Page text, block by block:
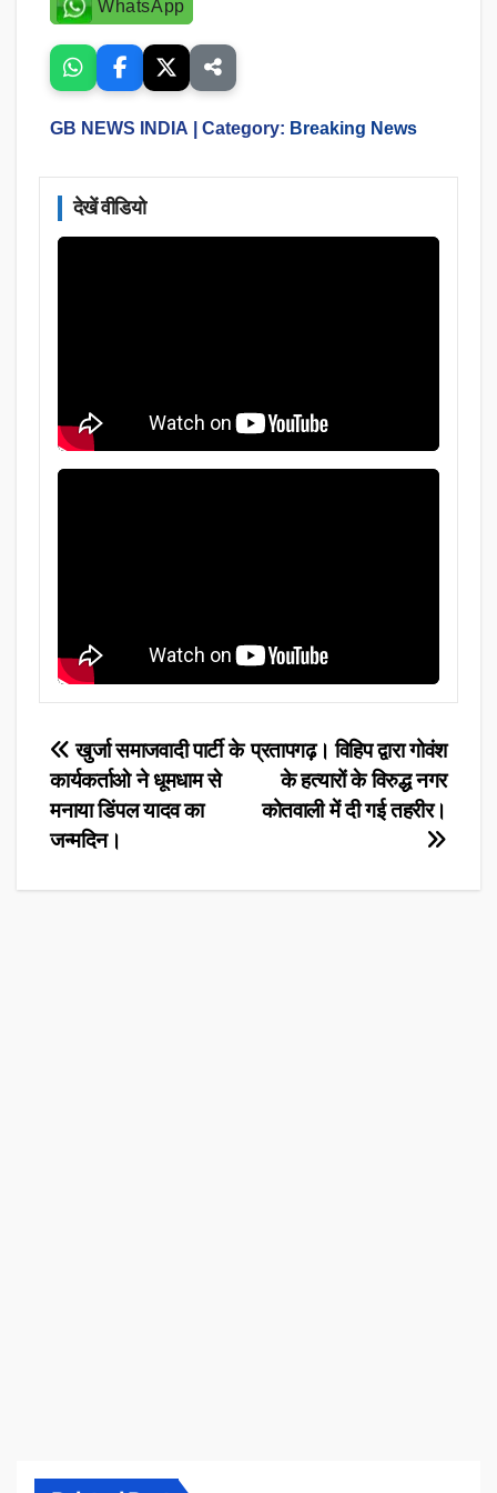
WhatsApp
GB NEWS INDIA | Category: Breaking News
देखें वीडियो
Post
navigation
प्रतापगढ़। विहिप द्वारा गोवंश
के हत्यारों के विरुद्ध नगर
कोतवाली में दी गई तहरीर।
खुर्जा समाजवादी पार्टी के
कार्यकर्ताओ ने धूमधाम से
मनाया डिंपल यादव का
जन्मदिन।